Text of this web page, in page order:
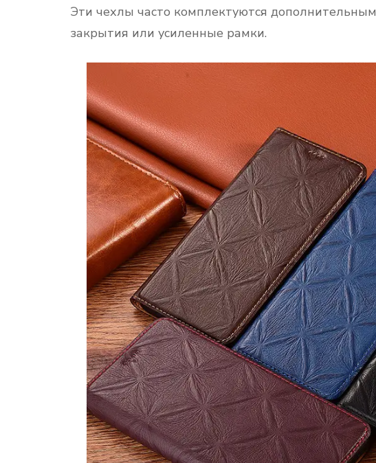
Эти чехлы часто комплектуются
закрытия или усиленные рамки.